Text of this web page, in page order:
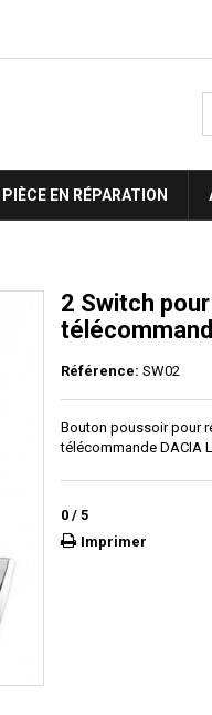
EN RÉPARATION
2 Switch pour
Référence: SW02
Bouton poussoir pour
télécommande DACIA
0 / 5
Imprimer